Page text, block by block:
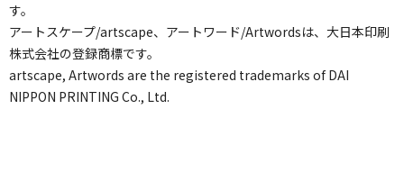
す。
アートスケープ/artscape、アートワード/Artwordsは、大日本印刷
株式会社の登録商標です。
artscape, Artwords are the registered trademarks of DAI
NIPPON PRINTING Co., Ltd.